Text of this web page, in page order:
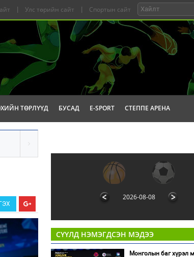
| Улс төрийн сайт | Спортын сайт
ТӨРЛҮҮД БУСАД E-SPORT СТЕППЕ АРЕНА
2026-08-08
СҮҮЛД НЭМЭГДСЭН МЭДЭЭ
Монголын баг хүрэл